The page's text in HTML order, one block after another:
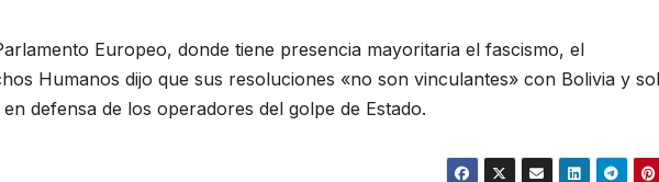
Europeo, donde tiene presencia mayoritaria el fascismo, el
Humanos dijo que sus resoluciones «no son vinculantes» con Bolivia y
defensa de los operadores del golpe de Estado.